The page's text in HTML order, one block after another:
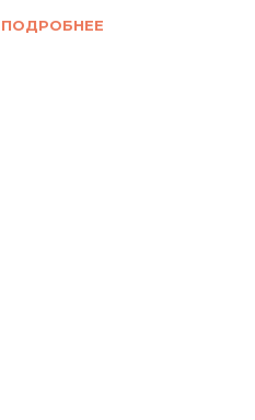
ПОДРОБНЕЕ